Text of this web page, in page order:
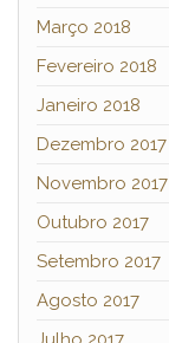
Março 2018
Fevereiro 2018
Janeiro 2018
Dezembro 2017
Novembro 2017
Outubro 2017
Setembro 2017
Agosto 2017